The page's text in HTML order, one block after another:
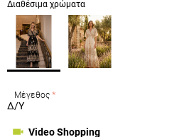
Διαθέσιμα χρώματα
Μέγεθος
Δ/Υ
Video Shopping